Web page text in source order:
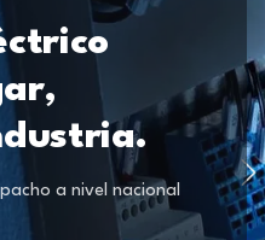
a nivel nacional